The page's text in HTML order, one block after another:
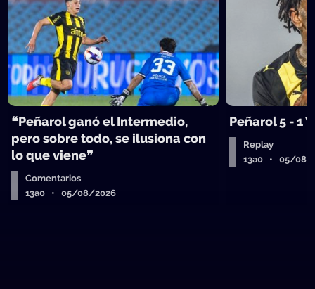
❝Peñarol ganó el Intermedio,
pero sobre todo, se ilusiona con
lo que viene❞
Comentarios
13a0 • 05/08/2026
Peñarol 5 - 1
Replay
13a0 • 05/08/